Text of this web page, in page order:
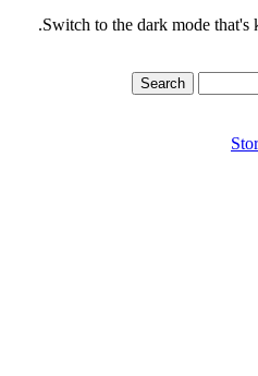
Switch to the dark mode that's
Search